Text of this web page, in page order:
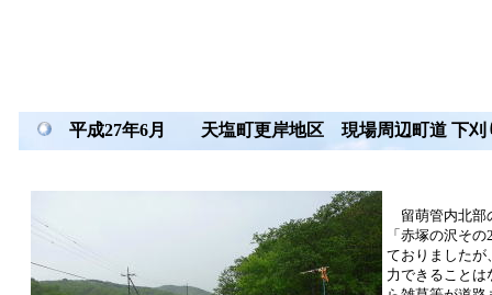
平成27年6月 天塩町更岸地区 現場周辺町道 下刈
留萌管内北部
「赤塚の沢そ
ておりましたが
力できることは